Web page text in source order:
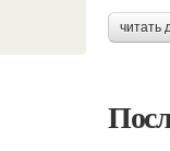
читать